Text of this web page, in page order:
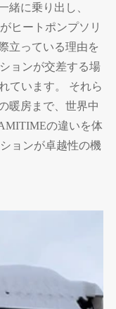
緒に乗り出し、
ヒートポンプソリ
立っている理由を
ョンが交差する場
ています。 それら
暖房まで、世界中
の違いを体
ョンが卓越性の機